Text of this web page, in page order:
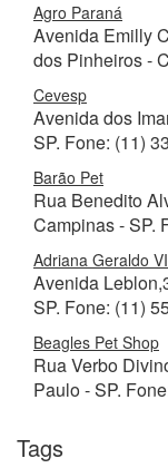
Agro Paraná
Avenida Emilly
dos Pinheiros -
Cevesp
Avenida dos
SP. Fone: (11)
Barão Pet
Rua Benedito
Campinas - SP.
Adriana Geraldo
Avenida
SP. Fone: (11)
Beagles Pet Shop
Rua Verbo
Paulo - SP.
Tags